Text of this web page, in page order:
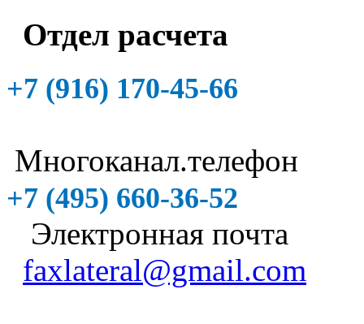
Отдел расчета
+7 (916) 170-45-66
Многоканал.телефон
+7 (495) 660-36-52
Электронная почта
faxlateral@gmail.com